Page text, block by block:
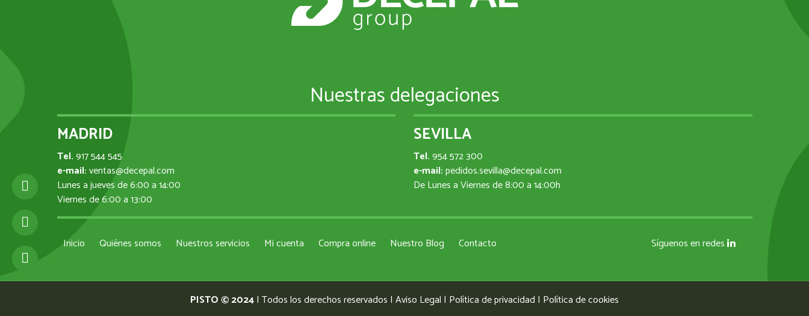
Nuestras delegaciones
MADRID
Tel.917 544 545
e-mail:ventas@decepal.com
Lunes a jueves de 6:00 a 14:00
Viernes de 6:00 a 13:00
SEVILLA
Tel.954 572 300
e-mail:pedidos.sevilla@decepal.com
De Lunes a Viernes de 8:00 a 14:00h
Inicio Quiénes somos Nuestros servicios Mi cuenta Compra online Nuestro Blog Contacto Síguenos en redes
PISTO © 2024| Todos los derechos reservados | Aviso Legal | Política de privacidad | Política de cookies